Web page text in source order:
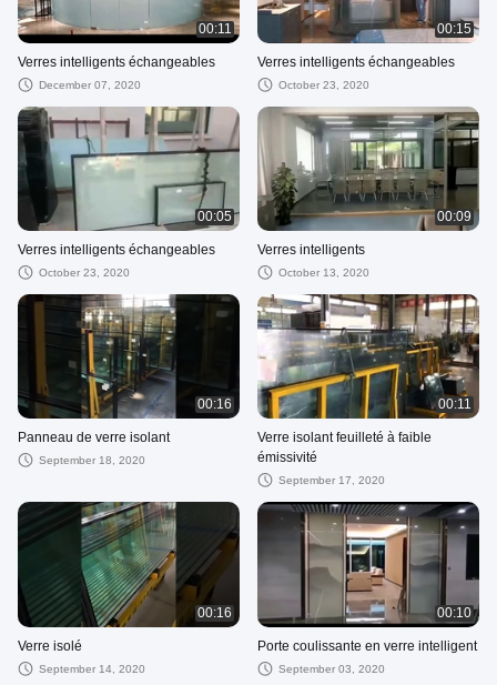
00:11
Verres intelligents échangeables
December 07, 2020
00:15
Verres intelligents échangeables
October 23, 2020
00:05
Verres intelligents échangeables
October 23, 2020
00:09
Verres intelligents
October 13, 2020
00:16
Panneau de verre isolant
September 18, 2020
00:11
Verre isolant feuilleté à faible
émissivité
September 17, 2020
00:16
Verre isolé
September 14, 2020
00:10
Porte coulissante en verre intelligent
September 03, 2020